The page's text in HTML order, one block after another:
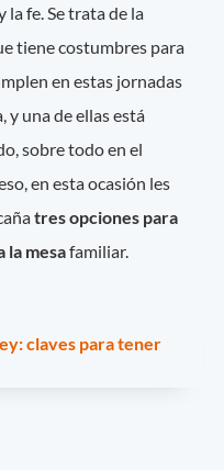
fe. Se trata de la
tiene costumbres para
en estas jornadas
y una de ellas está
sobre todo en el
en esta ocasión les
tres opciones para
la mesafamiliar.
claves para tener